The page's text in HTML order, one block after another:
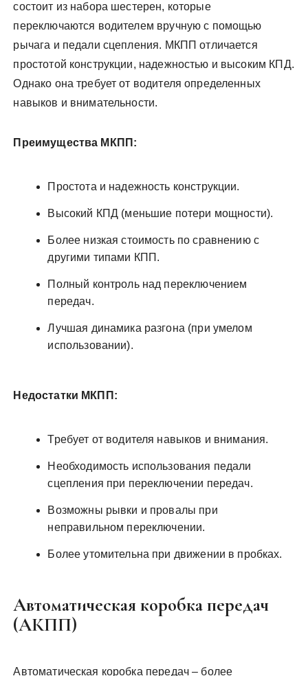
состоит из набора шестерен, которые
переключаются водителем вручную с помощью
рычага и педали сцепления. МКПП отличается
простотой конструкции, надежностью и высоким КПД.
Однако она требует от водителя определенных
навыков и внимательности.
Преимущества МКПП:
Простота и надежность конструкции.
Высокий КПД (меньшие потери мощности).
Более низкая стоимость по сравнению с
другими типами КПП.
Полный контроль над переключением
передач.
Лучшая динамика разгона (при умелом
использовании).
Недостатки МКПП:
Требует от водителя навыков и внимания.
Необходимость использования педали
сцепления при переключении передач.
Возможны рывки и провалы при
неправильном переключении.
Более утомительна при движении в пробках.
Автоматическая коробка передач
(АКПП)
Автоматическая коробка передач – более